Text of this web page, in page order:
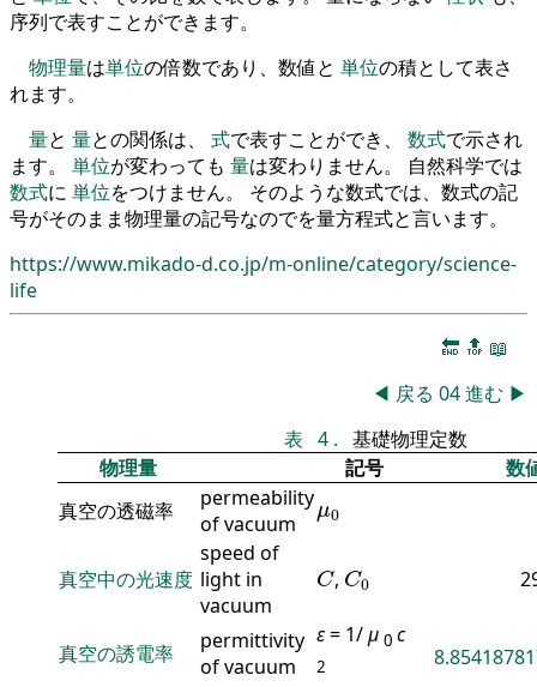
序列で表すことができます。
物理量は単位の倍数であり、数値と 単位の積として表さ
れます。
量と 量との関係は、 式で表すことができ、 数式で示され
ます。 単位が変わっても 量は変わりません。 自然科学では
数式に 単位をつけません。 そのような数式では、数式の記
号がそのまま物理量の記号なのでを量方程式と言います。
https://www.mikado-d.co.jp/m-online/category/science-
life
🔚 🔝 📖
◀ 戻る 04進む ▶
表 4 . 基礎物理定数
物理量
記号
数
真空の透磁率
permeability
of vacuum
μ0
μ0
真空中の光速度
speed of
light in
vacuum
C
C, C0
C0
真空の誘電率
permittivity
of vacuum
ε= 1/μ 0 c
2